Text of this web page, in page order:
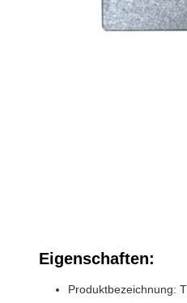
Eigenschaften:
Produktbezeichnung: